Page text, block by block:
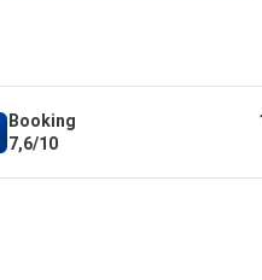
Booking
7,6/10